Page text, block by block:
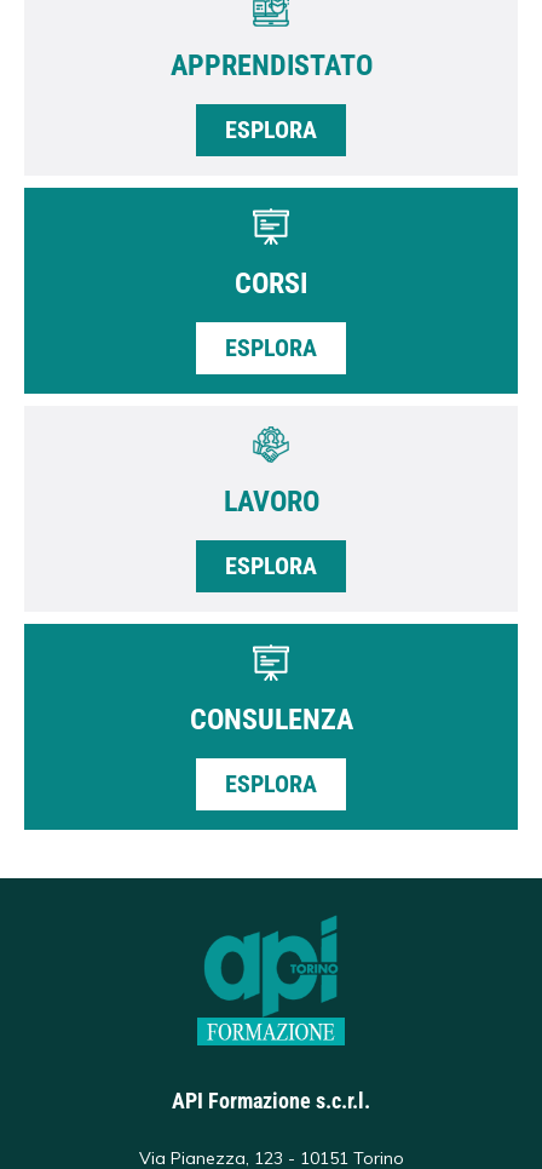
APPRENDISTATO
ESPLORA
CORSI
ESPLORA
LAVORO
ESPLORA
CONSULENZA
ESPLORA
API Formazione s.c.r.l.
Via Pianezza, 123 - 10151 Torino